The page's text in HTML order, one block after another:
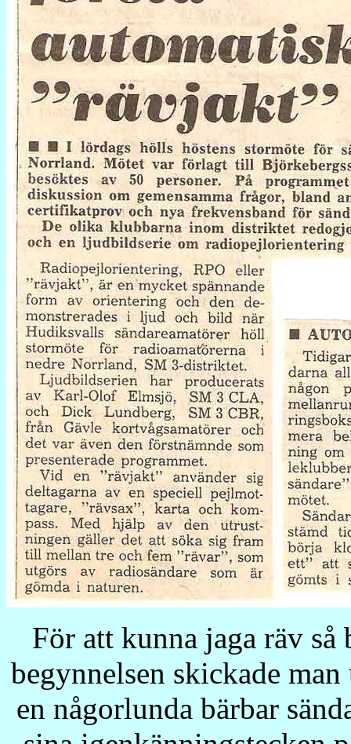
För att kunna jaga räv
begynnelsen skickade
en någorlunda bärbar